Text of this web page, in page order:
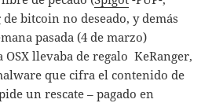
bitcoin no deseado, y demás
pasada (4 de marzo)
llevaba de regalo KeRanger,
que cifra el contenido de
un rescate – pagado en